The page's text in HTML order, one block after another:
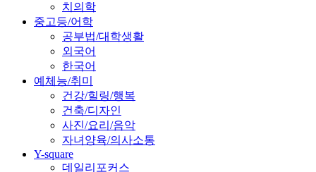
치의학
중고등/어학
공부법/대학생활
외국어
한국어
예체능/취미
건강/힐링/행복
건축/디자인
사진/요리/음악
자녀양육/의사소통
Y-square
데일리포커스